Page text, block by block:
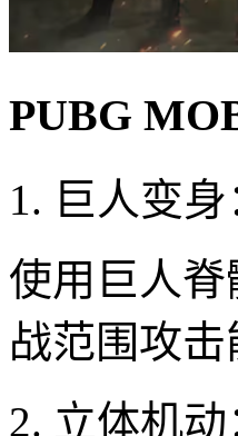
PUBG
1. 巨人变身
使用巨人
战范围攻
2. 立体机动